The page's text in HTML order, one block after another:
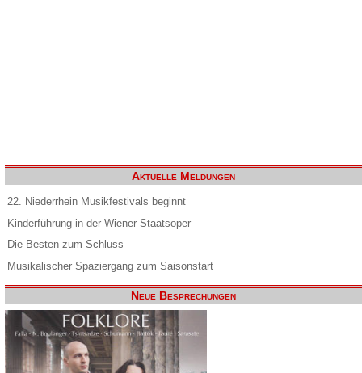
Aktuelle Meldungen
22. Niederrhein Musikfestivals beginnt
Kinderführung in der Wiener Staatsoper
Die Besten zum Schluss
Musikalischer Spaziergang zum Saisonstart
Neue Besprechungen